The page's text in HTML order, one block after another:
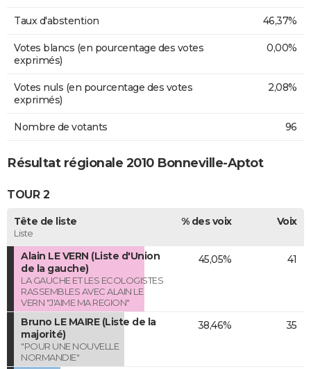
Taux d'abstention 46,37%
Votes blancs (en pourcentage des votes
exprimés)
0,00%
Votes nuls (en pourcentage des votes
exprimés)
2,08%
Nombre de votants 96
Résultat régionale 2010 Bonneville-Aptot
TOUR 2
Tête de liste
Liste
% des voix Voix
Alain LE VERN (Liste d'Union
de la gauche)
LA GAUCHE ET LES ECOLOGISTES
RASSEMBLES AVEC ALAIN LE
VERN "J'AIME MA REGION"
45,05% 41
Bruno LE MAIRE (Liste de la
majorité)
"POUR UNE NOUVELLE
NORMANDIE"
38,46% 35